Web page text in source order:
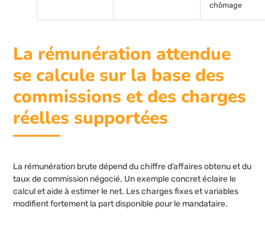
chômage
La rémunération attendue
se calcule sur la base des
commissions et des charges
réelles supportées
La rémunération brute dépend du chiffre d’affaires obtenu et du
taux de commission négocié. Un exemple concret éclaire le
calcul et aide à estimer le net. Les charges fixes et variables
modifient fortement la part disponible pour le mandataire.